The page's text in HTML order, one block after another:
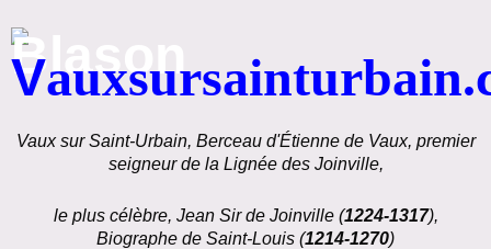
V
Vaux sur Saint-Urbain, Berceau d'Étienne de Vaux, premier
seigneur de la Lignée des Joinville,
le plus célèbre, Jean Sir de Joinville (1224-1317),
Biographe de Saint-Louis (1214-1270)